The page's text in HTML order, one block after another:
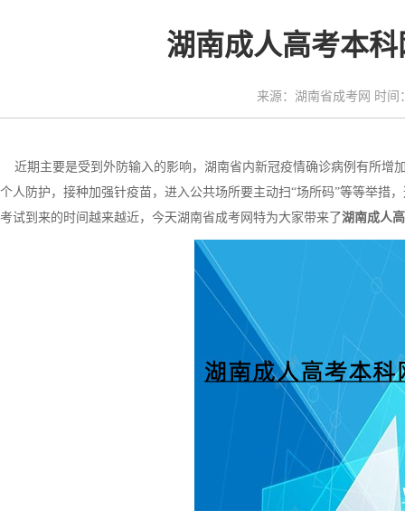
湖南成人高考本
来源：湖南省成考网 时间
近期主要是受到外防输入的影响，湖南省内新冠疫情确诊病例有所增
个人防护，接种加强针疫苗，进入公共场所要主动扫“场所码”等等举措
考试到来的时间越来越近，今天湖南省成考网特为大家带来了湖南成人